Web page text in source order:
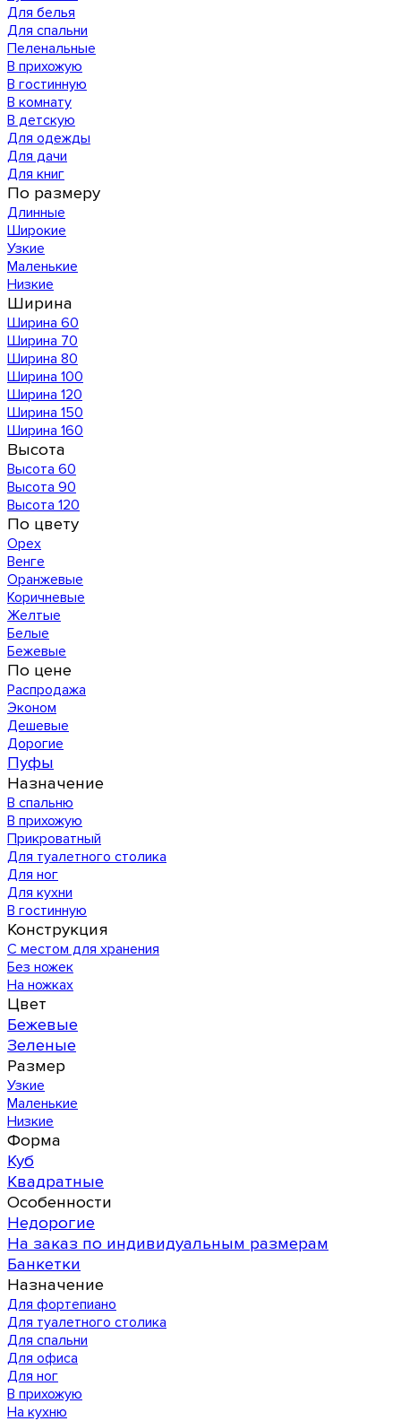
Для белья
Для спальни
Пеленальные
В прихожую
В гостинную
В комнату
В детскую
Для одежды
Для дачи
Для книг
По размеру
Длинные
Широкие
Узкие
Маленькие
Низкие
Ширина
Ширина 60
Ширина 70
Ширина 80
Ширина 100
Ширина 120
Ширина 150
Ширина 160
Высота
Высота 60
Высота 90
Высота 120
По цвету
Орех
Венге
Оранжевые
Коричневые
Желтые
Белые
Бежевые
По цене
Распродажа
Эконом
Дешевые
Дорогие
Пуфы
Назначение
В спальню
В прихожую
Прикроватный
Для туалетного столика
Для ног
Для кухни
В гостинную
Конструкция
С местом для хранения
Без ножек
На ножках
Цвет
Бежевые
Зеленые
Размер
Узкие
Маленькие
Низкие
Форма
Куб
Квадратные
Особенности
Недорогие
На заказ по индивидуальным размерам
Банкетки
Назначение
Для фортепиано
Для туалетного столика
Для спальни
Для офиса
Для ног
В прихожую
На кухню